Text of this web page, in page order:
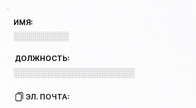
ИМЯ:
░░░░░░░░░
ДОЛЖНОСТЬ:
░░░░░░░░░░░░░░░░░░
ЭЛ. ПОЧТА: